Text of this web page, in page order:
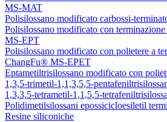
MS-MAT
Polisilossano modificato carbossi-
Polisilossano modificato con
MS-EPT
Polisilossano modificato con polietere a
ChangFu® MS-EPET
Eptametiltrisilossano modificato con
1,3,5-trimetil-1,1,3,5,5-
1,3,3,5-tetrametil-1,1,5,5-
Polidimetilsilossani epossicicloesiletil
Resine siliconiche